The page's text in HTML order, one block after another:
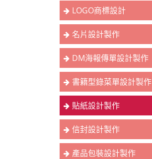
LOGO商標設計
名片設計製作
DM海報傳單設計製作
書籍型錄菜單設計製作
貼紙設計製作
信封設計製作
產品包裝設計製作